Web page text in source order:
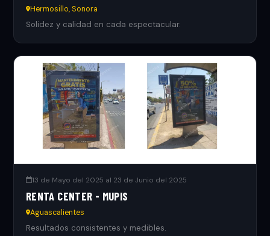
Hermosillo, Sonora
Solidez y calidad en cada espectacular.
13 de Mayo del 2025 al 23 de Junio del 2025
RENTA CENTER - MUPIS
Aguascalientes
Resultados consistentes y medibles.